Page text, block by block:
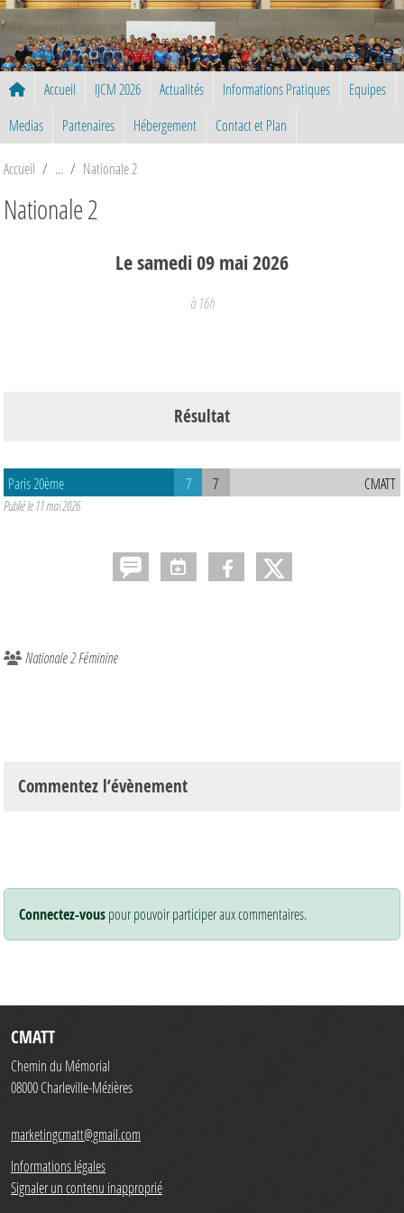
Accueil IJCM 2026 Actualités Informations Pratiques
Equipes
Medias
Partenaires Hébergement Contact et Plan
Accueil Nationale 2
Nationale 2
Lesamedi09mai2026
à 16h
Résultat
Paris 20ème 7 7 CMATT
Publié le 11 mai 2026
Nationale 2 Féminine
Commentez l’évènement
Connectez-vouspour pouvoir participer aux commentaires.
CMATT
Chemin du Mémorial
08000Charleville-Mézières
marketingcmatt@gmail.com
Informations légales
Signaler un contenu inapproprié
Panneau de gestion des cookies